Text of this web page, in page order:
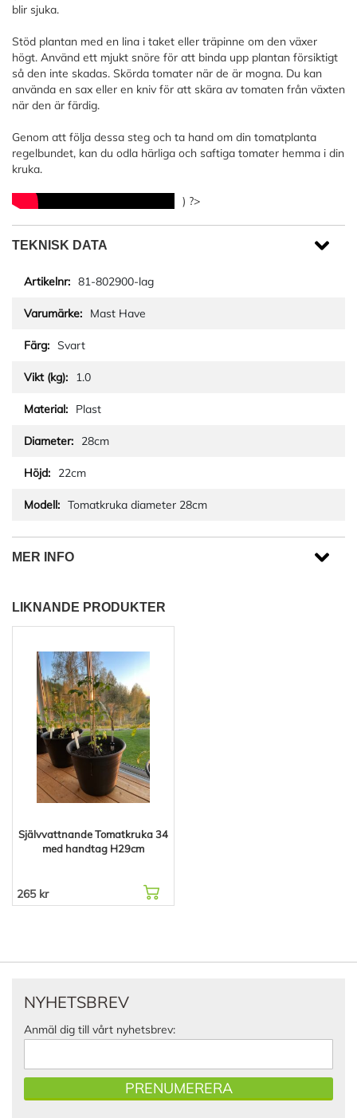
blir sjuka.
Stöd plantan med en lina i taket eller träpinne om den växer
högt. Använd ett mjukt snöre för att binda upp plantan försiktigt
så den inte skadas. Skörda tomater när de är mogna. Du kan
använda en sax eller en kniv för att skära av tomaten från växten
när den är färdig.
Genom att följa dessa steg och ta hand om din tomatplanta
regelbundet, kan du odla härliga och saftiga tomater hemma i din
kruka.
) ?>
TEKNISK DATA
81-802900-lag
Mast Have
Svart
1.0
Plast
28cm
22cm
Tomatkruka diameter 28cm
MER INFO
LIKNANDE PRODUKTER
Självvattnande Tomatkruka 34
med handtag H29cm
265 kr
NYHETSBREV
Anmäl dig till vårt nyhetsbrev:
PRENUMERERA